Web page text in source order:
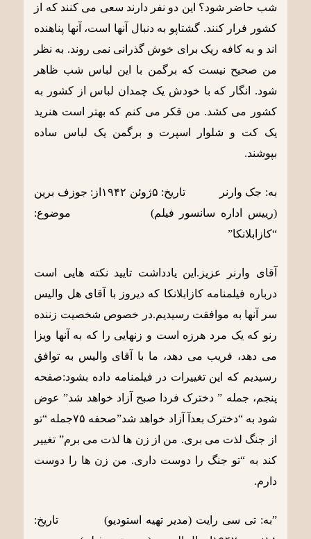
شب حاضر شود؟ این دو نفر دارند سعی می کنند که از
کشور فرار کنند. گشتاپو به دنبال آنها است، آنها پناهنده
اند و به کافه ریک برای خوش گذرانی نمی روند. به نظر
من صحیح نیست که برگمن با این لباس شب ظاهر
شود. انگار که با خودش یک چمدان لباس از کشور به
کشور می کشد. من قکر می کنم که بهتر است هنرید
یک کت و شلوار اسپرت و برگمن یک لباس ساده
بپوشند.
به: جک وارنر تاریخ: ۵ژوئن ١٩۴٢از: جوزف برین
(رییس اداره سانسور فیلم) موضوع:
“کازابلانکا”
آقای وارنر عزیز.این یادداشت تایید نکته هایی است
درباره فیلمنامه کازابلانکا که دیروز با آقای هل والیس
سر آنها به موافقت رسیدیم.در خصوص شخصیت زننده
رنو که یک مرد هرزه است و زنهایی را که به آنها ویزا
می دهد، فریب می دهد، ما با آقای والیس به توافق
رسیدیم که این تغییرات در فیلمنامه داده بشود:صفحه
پنجم، جمله ” دخترک فردا صبح آزاد خواهد شد” عوض
شود به “دخترک بعدآ آزاد خواهد شد”صحفه ٧۵جمله “تو
از جنگ لذت می بری. من از زن ها لذت می برم” تغییر
کند به “تو جنگ را دوست داری. من زن ها را دوست
دارم.
”به: تی سی رایت (مدیر تهیه استودیو) تاریخ: